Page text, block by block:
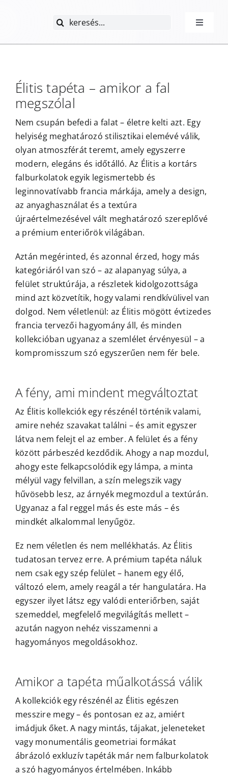
Toggle
Kapcsolat
Outlet
Keresés...
Élitis tapéta – amikor a fal
megszólal
Nem csupán befedi a falat – életre kelti azt. Egy
helyiség meghatározó stilisztikai elemévé válik,
olyan atmoszférát teremt, amely egyszerre
modern, elegáns és időtálló. Az Élitis a kortárs
falburkolatok egyik legismertebb és
leginnovatívabb francia márkája, amely a design,
az anyaghasználat és a textúra
újraértelmezésével vált meghatározó szereplővé
a prémium enteriőrök világában.
Aztán megérinted, és azonnal érzed, hogy más
kategóriáról van szó – az alapanyag súlya, a
felület struktúrája, a részletek kidolgozottsága
mind azt közvetítik, hogy valami rendkívülivel van
dolgod. Nem véletlenül: az Élitis mögött évtizedes
francia tervezői hagyomány áll, és minden
kollekcióban ugyanaz a szemlélet érvényesül – a
kompromisszum szó egyszerűen nem fér bele.
A fény, ami mindent megváltoztat
Az Élitis kollekciók egy részénél történik valami,
amire nehéz szavakat találni – és amit egyszer
látva nem felejt el az ember. A felület és a fény
között párbeszéd kezdődik. Ahogy a nap mozdul,
ahogy este felkapcsolódik egy lámpa, a minta
mélyül vagy felvillan, a szín melegszik vagy
hűvösebb lesz, az árnyék megmozdul a textúrán.
Ugyanaz a fal reggel más és este más – és
mindkét alkalommal lenyűgöz.
Ez nem véletlen és nem mellékhatás. Az Élitis
tudatosan tervez erre. A prémium tapéta náluk
nem csak egy szép felület – hanem egy élő,
változó elem, amely reagál a tér hangulatára. Ha
egyszer ilyet látsz egy valódi enteriőrben, saját
szemeddel, megfelelő megvilágítás mellett –
azután nagyon nehéz visszamenni a
hagyományos megoldásokhoz.
Amikor a tapéta műalkotássá válik
A kollekciók egy részénél az Élitis egészen
messzire megy – és pontosan ez az, amiért
imádjuk őket. A nagy mintás, tájakat, jeleneteket
vagy monumentális geometriai formákat
ábrázoló exkluzív tapéták már nem falburkolatok
a szó hagyományos értelmében. Inkább